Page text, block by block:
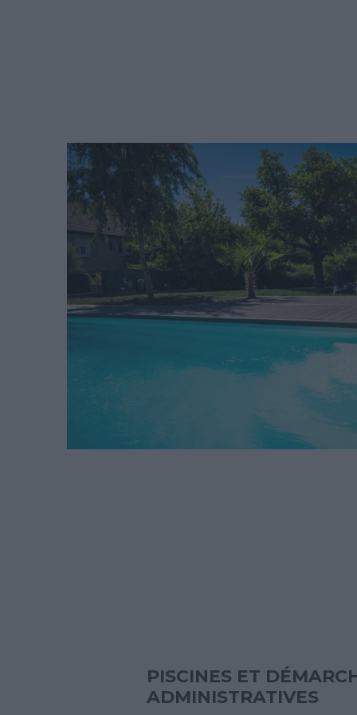
PISCINES ET
ADMINISTRATIVES